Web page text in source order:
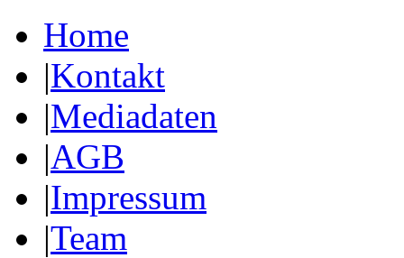
Home
|Kontakt
|Mediadaten
|AGB
|Impressum
|Team